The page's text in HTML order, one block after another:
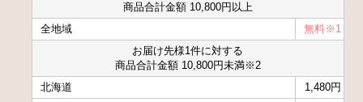
商品合計金額 10,800円以上
全地域
無料※1
お届け先様1件に対する
商品合計金額 10,800円未満※2
北海道
1,480円